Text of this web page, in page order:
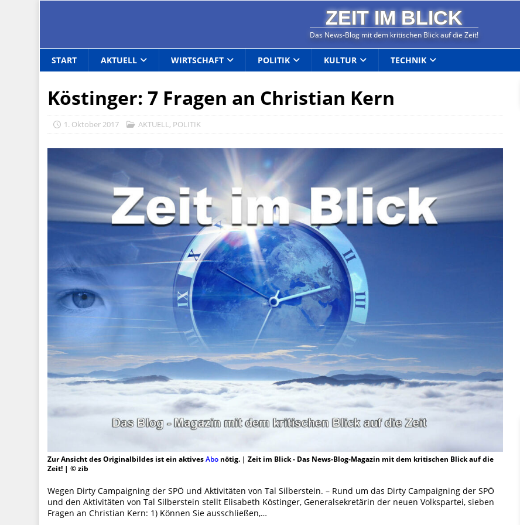
ZEIT IM BLICK
Das News-Blog mit dem kritischen Blick auf die Zeit!
START AKTUELL WIRTSCHAFT POLITIK KULTUR TECHNIK
Köstinger: 7 Fragen an Christian Kern
1. Oktober 2017 AKTUELL, POLITIK
Zur Ansicht des Originalbildes ist ein aktivesAbo nötig. | Zeit im Blick - Das News-Blog-Magazin mit dem kritischen Blick auf die
Zeit! | © zib
Wegen Dirty Campaigning der SPÖ und Aktivitäten von Tal Silberstein. – Rund um das Dirty Campaigning der SPÖ
und den Aktivitäten von Tal Silberstein stellt Elisabeth Köstinger, Generalsekretärin der neuen Volkspartei, sieben
Fragen an Christian Kern: 1) Können Sie ausschließen,…